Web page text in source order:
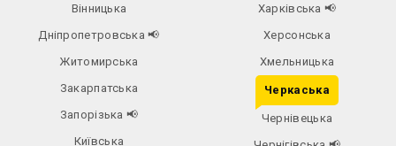
Вінницька
Дніпропетровська📢
Житомирська
Закарпатська
Запорізька 📢
Київська
Харківська 📢
Херсонська
Хмельницька
Черкаська
Чернівецька